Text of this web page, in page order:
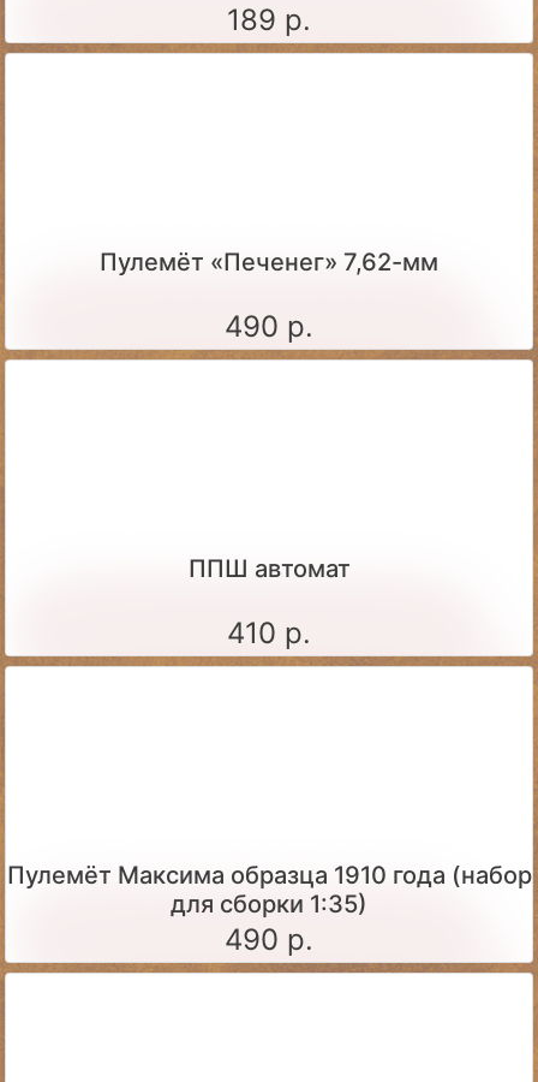
189 р.
Пулемёт «Печенег» 7,62-мм
490 р.
ППШ автомат
410 р.
Пулемёт Максима образца 1910 года (набор
для сборки 1:35)
490 р.